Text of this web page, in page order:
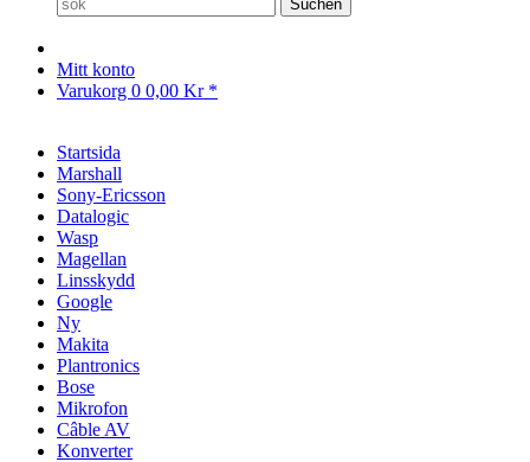
Suchen
Mitt konto
Varukorg 0 0,00 Kr *
Startsida
Marshall
Sony-Ericsson
Datalogic
Wasp
Magellan
Linsskydd
Google
Ny
Makita
Plantronics
Bose
Mikrofon
Câble AV
Konverter